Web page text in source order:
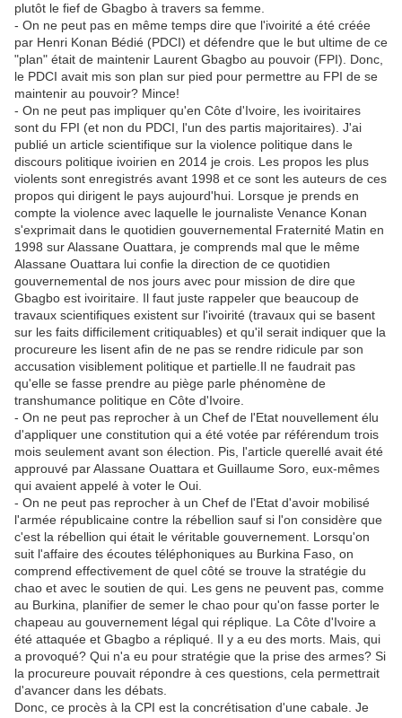
plutôt le fief de Gbagbo à travers sa femme.
- On ne peut pas en même temps dire que l'ivoirité a été créée
par Henri Konan Bédié (PDCI) et défendre que le but ultime de ce
"plan" était de maintenir Laurent Gbagbo au pouvoir (FPI). Donc,
le PDCI avait mis son plan sur pied pour permettre au FPI de se
maintenir au pouvoir? Mince!
- On ne peut pas impliquer qu'en Côte d'Ivoire, les ivoiritaires
sont du FPI (et non du PDCI, l'un des partis majoritaires). J'ai
publié un article scientifique sur la violence politique dans le
discours politique ivoirien en 2014 je crois. Les propos les plus
violents sont enregistrés avant 1998 et ce sont les auteurs de ces
propos qui dirigent le pays aujourd'hui. Lorsque je prends en
compte la violence avec laquelle le journaliste Venance Konan
s'exprimait dans le quotidien gouvernemental Fraternité Matin en
1998 sur Alassane Ouattara, je comprends mal que le même
Alassane Ouattara lui confie la direction de ce quotidien
gouvernemental de nos jours avec pour mission de dire que
Gbagbo est ivoiritaire. Il faut juste rappeler que beaucoup de
travaux scientifiques existent sur l'ivoirité (travaux qui se basent
sur les faits difficilement critiquables) et qu'il serait indiquer que la
procureure les lisent afin de ne pas se rendre ridicule par son
accusation visiblement politique et partielle.Il ne faudrait pas
qu'elle se fasse prendre au piège parle phénomène de
transhumance politique en Côte d'Ivoire.
- On ne peut pas reprocher à un Chef de l'Etat nouvellement élu
d'appliquer une constitution qui a été votée par référendum trois
mois seulement avant son élection. Pis, l'article querellé avait été
approuvé par Alassane Ouattara et Guillaume Soro, eux-mêmes
qui avaient appelé à voter le Oui.
- On ne peut pas reprocher à un Chef de l'Etat d'avoir mobilisé
l'armée républicaine contre la rébellion sauf si l'on considère que
c'est la rébellion qui était le véritable gouvernement. Lorsqu'on
suit l'affaire des écoutes téléphoniques au Burkina Faso, on
comprend effectivement de quel côté se trouve la stratégie du
chao et avec le soutien de qui. Les gens ne peuvent pas, comme
au Burkina, planifier de semer le chao pour qu'on fasse porter le
chapeau au gouvernement légal qui réplique. La Côte d'Ivoire a
été attaquée et Gbagbo a répliqué. Il y a eu des morts. Mais, qui
a provoqué? Qui n'a eu pour stratégie que la prise des armes? Si
la procureure pouvait répondre à ces questions, cela permettrait
d'avancer dans les débats.
Donc, ce procès à la CPI est la concrétisation d'une cabale. Je